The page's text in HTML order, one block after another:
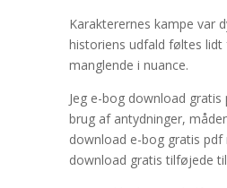
Karakterernes kampe var
historiens udfald føltes
manglende i nuance.
Jeg e-bog download
brug af antydninger,
download e-bog gratis pdf
download gratis tilføjede